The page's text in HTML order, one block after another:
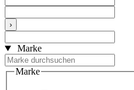
›
Marke
Marke